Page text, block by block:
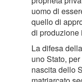
uomo di
quello di
di produzione
La difesa
uno Stato,
nascita dello